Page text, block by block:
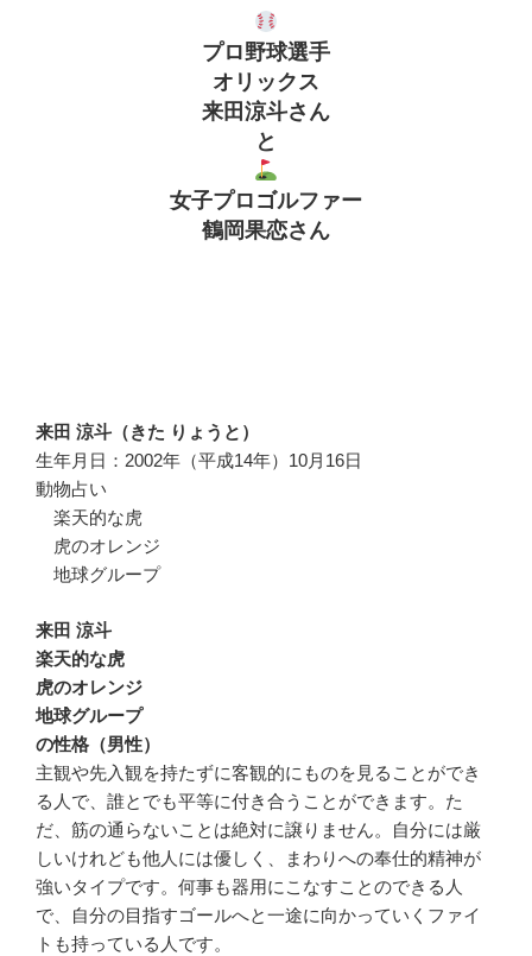
プロ野球選手
オリックス
来田涼斗さん
と
女子プロゴルファー
鶴岡果恋さん
来田 涼斗（きた りょうと）
生年月日：2002年（平成14年）10月16日
動物占い
楽天的な虎
虎のオレンジ
地球グループ
来田 涼斗
楽天的な虎
虎のオレンジ
地球グループ
の性格（男性）
主観や先入観を持たずに客観的にものを見ることができ
る人で、誰とでも平等に付き合うことができます。た
だ、筋の通らないことは絶対に譲りません。自分には厳
しいけれども他人には優しく、まわりへの奉仕的精神が
強いタイプです。何事も器用にこなすことのできる人
で、自分の目指すゴールへと一途に向かっていくファイ
トも持っている人です。